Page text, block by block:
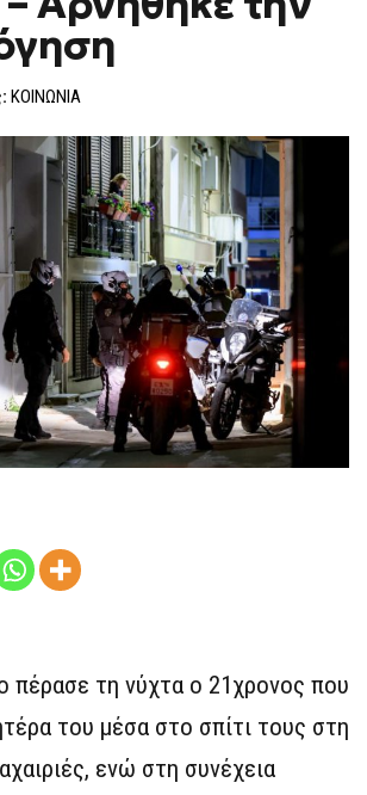
ΚΟΙΝΩΝΙΑ
πέρασε τη νύχτα ο 21χρονος που
του μέσα στο σπίτι τους στη
ενώ στη συνέχεια